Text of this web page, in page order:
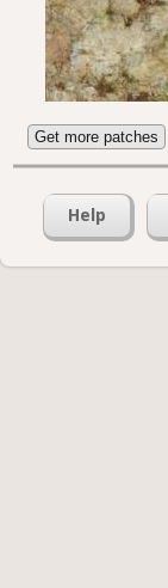
Get more patches
Help